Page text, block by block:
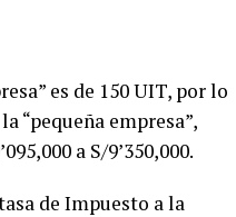
es de 150 UIT, por lo
“pequeña empresa”,
a S/9’350,000.
de Impuesto a la